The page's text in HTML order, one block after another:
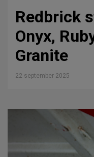
Redbrick
Onyx,
Granite
22 september 2025